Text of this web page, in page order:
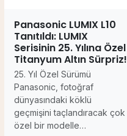
Panasonic LUMIX L10
Tanıtıldı: LUMIX
Serisinin 25. Yılına Özel
Titanyum Altın Sürpriz!
25. Yıl Özel Sürümü
Panasonic, fotoğraf
dünyasındaki köklü
geçmişini taçlandıracak çok
özel bir modelle…